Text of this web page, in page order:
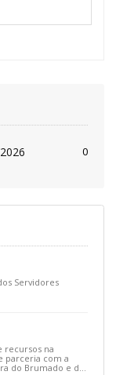
0
Servidores
recursos na
parceria com a
do Brumado e dá